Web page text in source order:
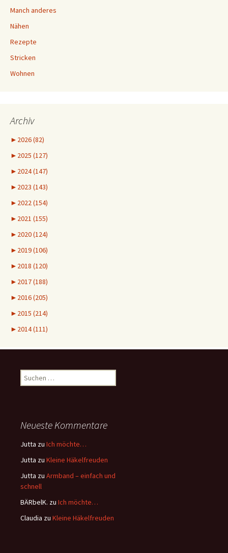
Manch anderes
Nähen
Rezepte
Stricken
Wohnen
Archiv
► 2026 (82)
► 2025 (127)
► 2024 (147)
► 2023 (143)
► 2022 (154)
► 2021 (155)
► 2020 (124)
► 2019 (106)
► 2018 (120)
► 2017 (188)
► 2016 (205)
► 2015 (214)
► 2014 (111)
Suchen
nach:
Neueste Kommentare
Jutta zu Ich möchte…
Jutta zu Kleine Häkelfreuden
Jutta zu Armband – einfach und
schnell
BÄRbelK. zu Ich möchte…
Claudia zu Kleine Häkelfreuden